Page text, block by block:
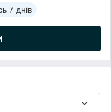
7 днів